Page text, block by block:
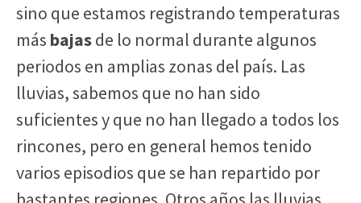
sino que estamos registrando temperaturas
más bajasde lo normal durante algunos
periodos en amplias zonas del país. Las
lluvias, sabemos que no han sido
suficientes y que no han llegado a todos los
rincones, pero en general hemos tenido
varios episodios que se han repartido por